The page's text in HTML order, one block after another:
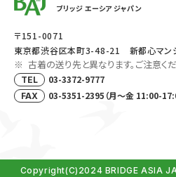
ブリッジ エーシア ジャパン
〒151-0071
東京都渋谷区本町3-48-21 新都心マン
古着の送り先と異なります。ご注意くだ
TEL 03-3372-9777
FAX 03-5351-2395（月～金 11:00-
Copyright(C)2024 BRIDGE ASIA